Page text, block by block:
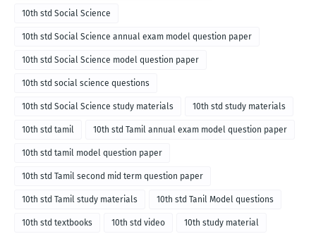
10th std Social Science
10th std Social Science annual exam model question paper
10th std Social Science model question paper
10th std social science questions
10th std Social Science study materials 10th std study materials
10th std tamil 10th std Tamil annual exam model question paper
10th std tamil model question paper
10th std Tamil second mid term question paper
10th std Tamil study materials 10th std Tanil Model questions
10th std textbooks 10th std video 10th study material